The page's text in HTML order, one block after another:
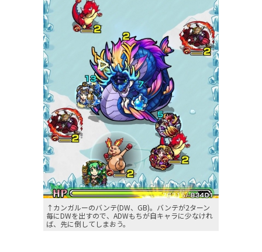
↑カンガルーのバンテ(DW、GB)。バンテが2ターン
毎にDWを出すので、ADWもちが自キャラに少なけれ
ば、先に倒してしまおう。